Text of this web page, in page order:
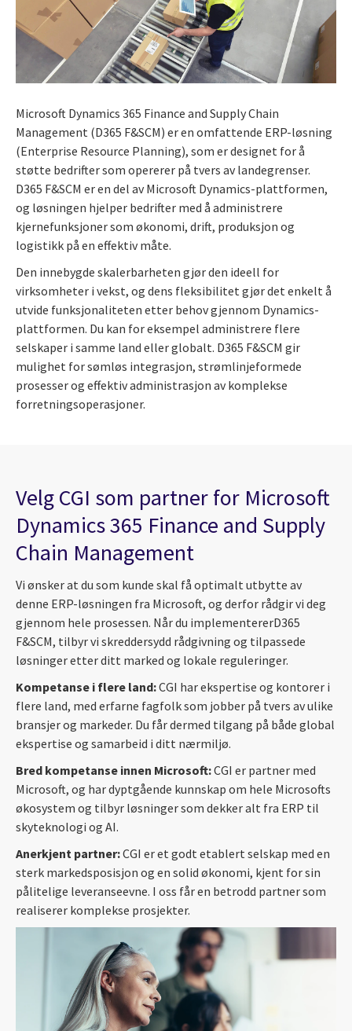
Microsoft Dynamics 365 Finance and Supply Chain
Management (D365 F&SCM) er en omfattende ERP-løsning
(Enterprise Resource Planning), som er designet for å
støtte bedrifter som opererer på tvers av landegrenser.
D365 F&SCM er en del av Microsoft Dynamics-plattformen,
og løsningen hjelper bedrifter med å administrere
kjernefunksjoner som økonomi, drift, produksjon og
logistikk på en effektiv måte.
Den innebygde skalerbarheten gjør den ideell for
virksomheter i vekst, og dens fleksibilitet gjør det enkelt å
utvide funksjonaliteten etter behov gjennom Dynamics-
plattformen. Du kan for eksempel administrere flere
selskaper i samme land eller globalt. D365 F&SCM gir
mulighet for sømløs integrasjon, strømlinjeformede
prosesser og effektiv administrasjon av komplekse
forretningsoperasjoner.
Velg CGI som partner for Microsoft
Dynamics 365 Finance and Supply
Chain Management
Vi ønsker at du som kunde skal få optimalt utbytte av
denne ERP-løsningen fra Microsoft, og derfor rådgir vi deg
gjennom hele prosessen. Når du implementererD365
F&SCM, tilbyr vi skreddersydd rådgivning og tilpassede
løsninger etter ditt marked og lokale reguleringer.
Kompetanse i flere land:CGI har ekspertise og kontorer i
flere land, med erfarne fagfolk som jobber på tvers av ulike
bransjer og markeder. Du får dermed tilgang på både global
ekspertise og samarbeid i ditt nærmiljø.
Bred kompetanse innen Microsoft:CGI er partner med
Microsoft, og har dyptgående kunnskap om hele Microsofts
økosystem og tilbyr løsninger som dekker alt fra ERP til
skyteknologi og AI.
Anerkjent partner:CGI er et godt etablert selskap med en
sterk markedsposisjon og en solid økonomi, kjent for sin
pålitelige leveranseevne. I oss får en betrodd partner som
realiserer komplekse prosjekter.